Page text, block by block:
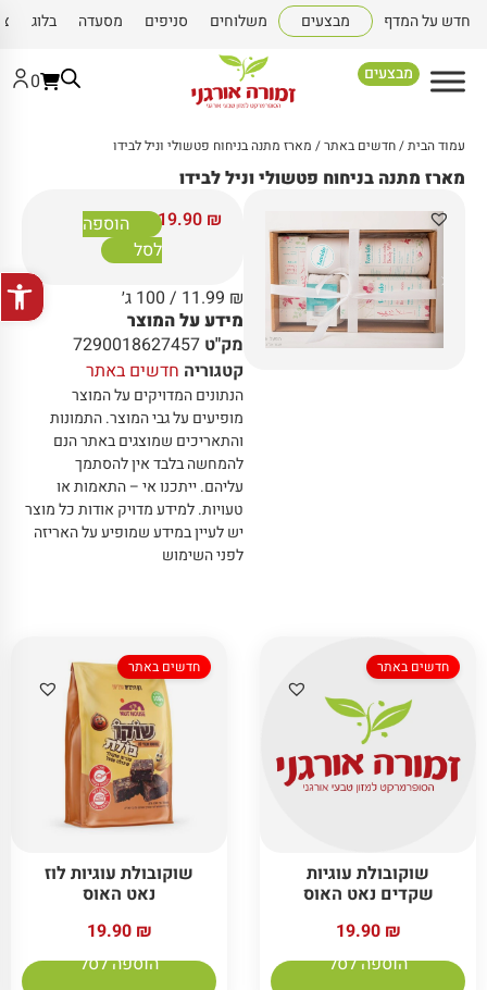
פתח
חדש על המדף מבצעים משלוחים סניפים מסעדה בלוג
מבצעים 0
עמוד הבית/חדשים באתר/ מארז מתנה בניחוח פטשולי וניל לבידו
מארז מתנה בניחוח פטשולי וניל לבידו
119.90 ₪
הוספה
לסל
11.99 ₪
/ 100 ג׳
מידע על המוצר
מק"ט 7290018627457
קטגוריה חדשים באתר
הנתונים המדויקים על המוצר
מופיעים על גבי המוצר.התמונות
והתאריכים שמוצגים באתר הנם
להמחשה בלבד אין להסתמך
עליהם.ייתכנו אי – התאמות או
טעויות.למידע מדויק אודות כל מוצר
יש לעיין במידע שמופיע על האריזה
לפני השימוש
חדשים באתר
שוקובולת עוגיות
שקדים נאט האוס
19.90 ₪
הוספה לסל
חדשים באתר
שוקובולת עוגיות לוז
נאט האוס
19.90 ₪
הוספה לסל